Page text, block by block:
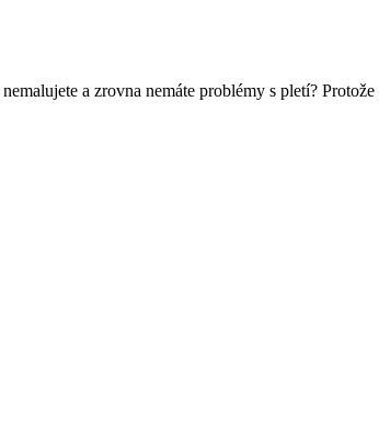
a zrovna nemáte problémy s pletí?